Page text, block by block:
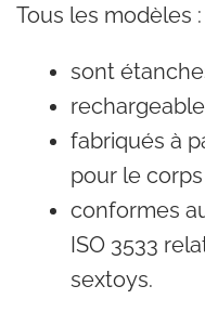
Tous les modèles :
sont
fabriqués à
pour le corps
conformes
ISO 3533
sextoys.